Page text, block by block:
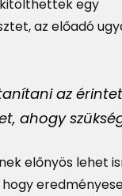
egy
az előadó
az
ahogy
előnyös lehet